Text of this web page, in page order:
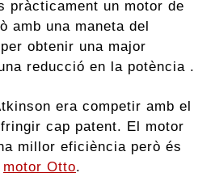
pràcticament un motor de
amb una maneta del
obtenir una major
reducció en la potència .
era competir amb el
cap patent. El motor
millor eficiència però és
motor Otto.